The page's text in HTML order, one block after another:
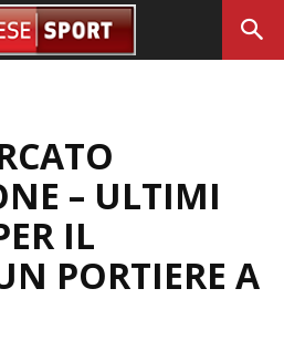
– ULTIMI
IL
PORTIERE A